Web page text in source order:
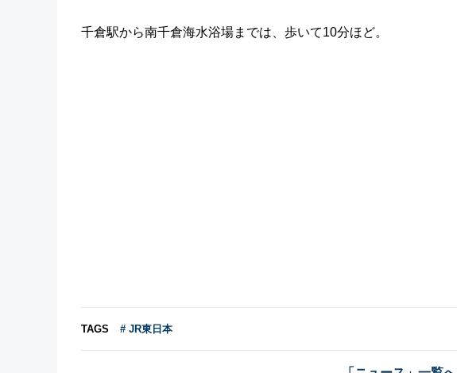
千倉駅から南千倉海水浴場までは、歩いて10分ほど。
TAGS # JR東日本